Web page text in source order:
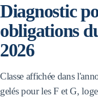
Diagnostic
obligations
2026
Classe affichée dans
gelés pour les F et G,